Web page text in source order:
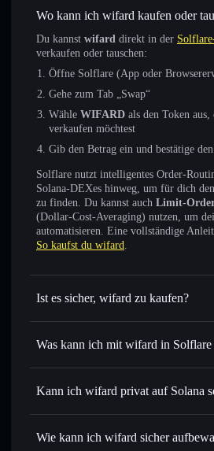
Wo kann ich wifard kaufen oder
Du kannst wifard direkt in der
verkaufen oder tauschen:
Öffne Solflare (App oder
Gehe zum Tab „Swap“
Wähle WIFARD als den Token
verkaufen möchtest
Gib den Betrag ein und bestätige
Solflare nutzt intelligentes Order-
Solana-DEXes hinweg, um für dich
zu finden. Du kannst auch Limit-
(Dollar-Cost-Averaging) nutzen, um
automatisieren. Eine vollständige
So kaufst du wifard.
Ist es sicher, wifard zu kaufen?
wifard
Was kann ich mit wifard in Solflare
wifard
Solflare-Wallet
Sofort tauschen– handle WIFARD
Order Routing zum bestmöglichen
Limit-Orders setzen– automatisiere
Kann ich wifard privat auf Solana
Wie kann ich wifard sicher